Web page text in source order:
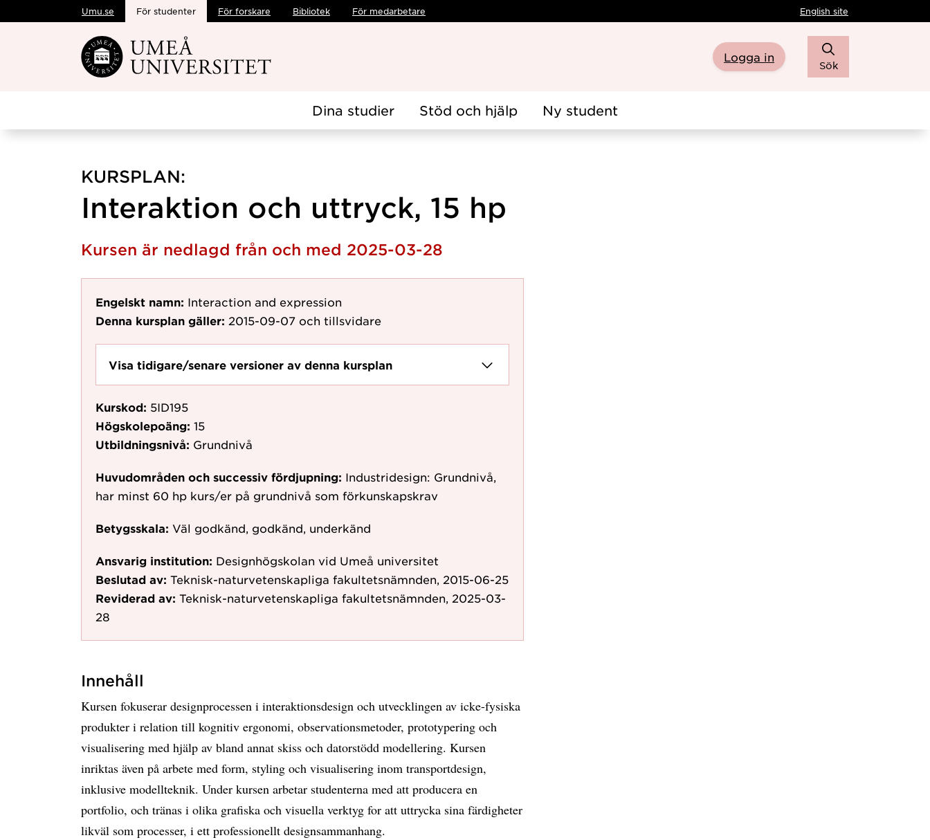
Hoppa direkt till innehållet
Umu.se För studenter För forskare Bibliotek För medarbetare English site
Logga in
Sök
Dina studier Stöd och hjälp Ny student
KURSPLAN:
Interaktion och uttryck, 15 hp
Kursen är nedlagd från och med 2025-03-28
Engelskt namn: Interaction and expression
Denna kursplan gäller: 2015-09-07 och tillsvidare
Visa tidigare/senare versioner av denna kursplan
Kurskod: 5ID195
Högskolepoäng: 15
Utbildningsnivå: Grundnivå
Huvudområden och successiv fördjupning: Industridesign: Grundnivå,
har minst 60 hp kurs/er på grundnivå som förkunskapskrav
Betygsskala: Väl godkänd, godkänd, underkänd
Ansvarig institution: Designhögskolan vid Umeå universitet
Beslutad av: Teknisk-naturvetenskapliga fakultetsnämnden, 2015-06-25
Reviderad av: Teknisk-naturvetenskapliga fakultetsnämnden, 2025-03-
28
Innehåll
Kursen fokuserar designprocessen i interaktionsdesign och utvecklingen av icke-fysiska
produkter i relation till kognitiv ergonomi, observationsmetoder, prototypering och
visualisering med hjälp av bland annat skiss och datorstödd modellering. Kursen
inriktas även på arbete med form, styling och visualisering inom transportdesign,
inklusive modellteknik. Under kursen arbetar studenterna med att producera en
portfolio, och tränas i olika grafiska och visuella verktyg for att uttrycka sina färdigheter
likväl som processer, i ett professionellt designsammanhang.